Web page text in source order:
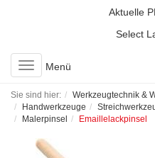
Aktuelle
Select
Toggle
navigation
Menü
Sie sind hier: Werkzeugtechnik &
Handwerkzeuge
Malerpinsel
Emaillelackpinsel